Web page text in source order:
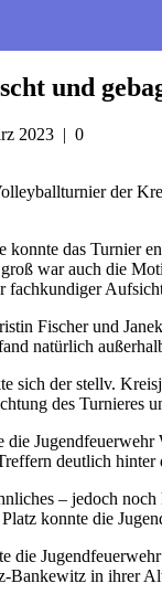
und
2023 | 0
der
konnte das Turnier
war auch die
fachkundiger
Fischer und
natürlich
sich der stellv.
des Turnieres
deutlich
– jedoch
konnte die
die
Bankewitz in ihrer